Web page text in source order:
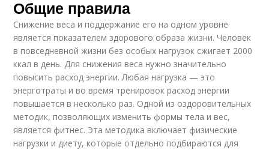
Общие правила
Снижение веса и поддержание его на одном уровне
является показателем здорового образа жизни. Человек
в повседневной жизни без особых нагрузок сжигает 2000
ккал в день. Для снижения веса нужно значительно
повысить расход энергии. Любая нагрузка — это
энерготраты и во время тренировок расход энергии
повышается в несколько раз. Одной из оздоровительных
методик, позволяющих изменить формы тела и вес,
является фитнес. Эта методика включает физические
нагрузки и диету, которые отдельно подбираются для